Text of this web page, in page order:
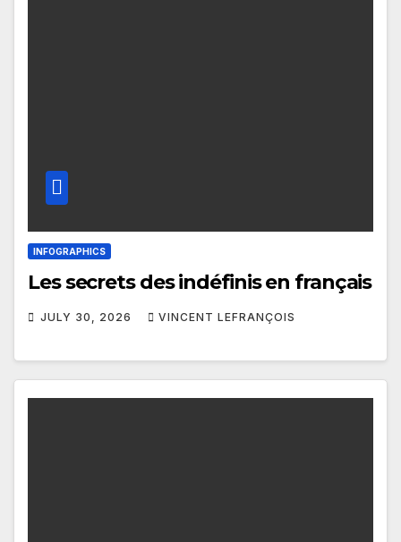
INFOGRAPHICS
Les secrets des indéfinis en français
JULY 30, 2026 VINCENT LEFRANÇOIS